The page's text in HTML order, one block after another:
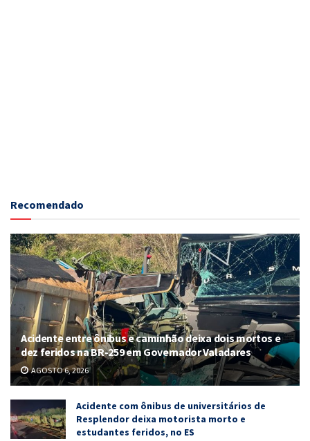
Recomendado
Acidente entre ônibus e caminhão deixa dois mortos e
dez feridos na BR-259 em Governador Valadares
AGOSTO 6, 2026
Acidente com ônibus de universitários de
Resplendor deixa motorista morto e
estudantes feridos, no ES